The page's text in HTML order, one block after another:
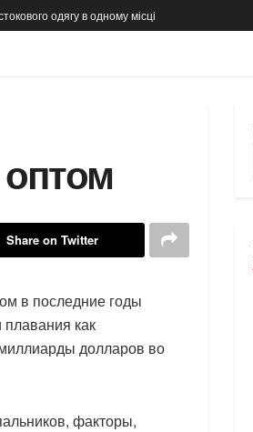
одягу в одному місці
Share on Twitter
в последние годы
как
долларов во
факторы,